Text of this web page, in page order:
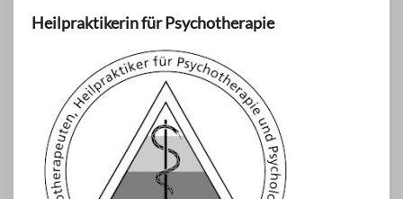
Heilpraktikerin für Psychotherapie